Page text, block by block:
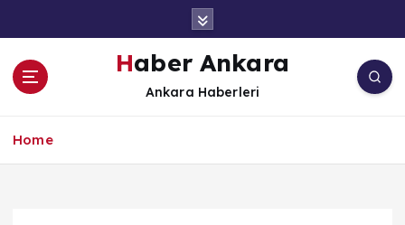
Haber Ankara
Ankara Haberleri
Home